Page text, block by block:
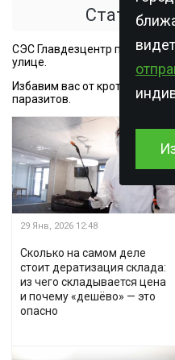
Статьи о
СЭС Главдезцентр проводит
улице.
Избавим вас от крота, мышей,
паразитов.
29 Янв, 2026 12:48
Сколько на самом деле
стоит дератизация склада:
из чего складывается цена
и почему «дешёво» — это
опасно